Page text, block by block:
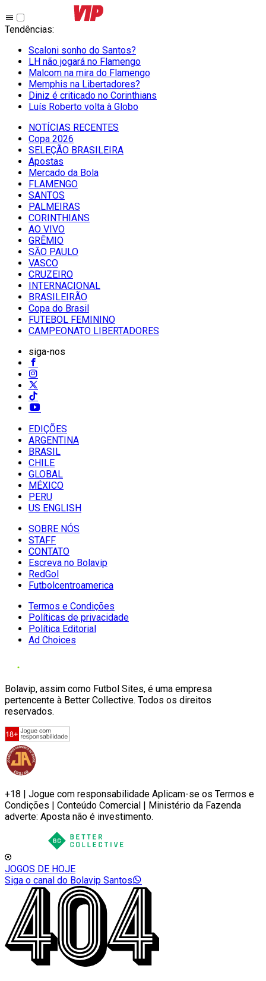
Tendências:
Scaloni sonho do Santos?
LH não jogará no Flamengo
Malcom na mira do Flamengo
Memphis na Libertadores?
Diniz é criticado no Corinthians
Luís Roberto volta à Globo
NOTÍCIAS RECENTES
Copa 2026
SELEÇÃO BRASILEIRA
Apostas
Mercado da Bola
FLAMENGO
SANTOS
PALMEIRAS
CORINTHIANS
AO VIVO
GRÊMIO
SĀO PAULO
VASCO
CRUZEIRO
INTERNACIONAL
BRASILEIRÃO
Copa do Brasil
FUTEBOL FEMININO
CAMPEONATO LIBERTADORES
siga-nos
EDIÇÕES
ARGENTINA
BRASIL
CHILE
GLOBAL
MÉXICO
PERU
US ENGLISH
SOBRE NÓS
STAFF
CONTATO
Escreva no Bolavip
RedGol
Futbolcentroamerica
Termos e Condições
Políticas de privacidade
Política Editorial
Ad Choices
Bolavip, assim como Futbol Sites, é uma empresa
pertencente à Better Collective. Todos os direitos
reservados.
+18 | Jogue com responsabilidade Aplicam-se os Termos e
Condições | Conteúdo Comercial | Ministério da Fazenda
adverte: Aposta não é investimento.
JOGOS DE HOJE
Siga o canal do Bolavip Santos